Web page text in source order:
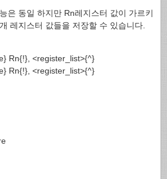
은 동일 하지만 Rn레지스터 값이 가르키
레지스터 값들을 저장할 수 있습니다.
Rn{!}, <register_list>{^}
Rn{!}, <register_list>{^}